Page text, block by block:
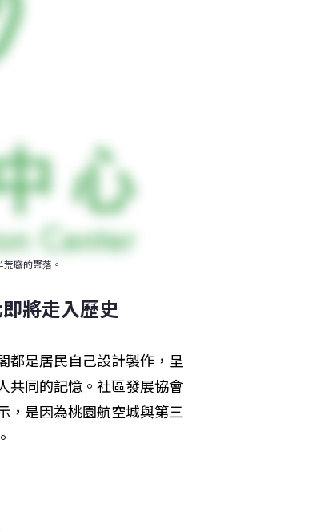
廢的聚落。
將走入歷史
都是居民自己設計製作，呈
共同的記憶。社區發展協會
，是因為桃園航空城與第三